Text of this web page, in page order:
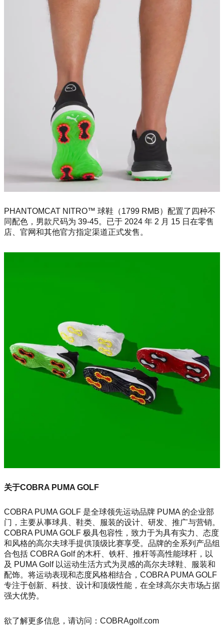
PHANTOMCAT NITRO™ 球鞋（1799 RMB）配置了四种不
同配色，男款尺码为 39-45。已于 2024 年 2 月 15 日在零售
店、官网和其他官方指定渠道正式发售。
关于COBRA PUMA GOLF
COBRA PUMA GOLF 是全球领先运动品牌 PUMA 的企业部
门，主要从事球具、鞋类、服装的设计、研发、推广与营销。
COBRA PUMA GOLF 极具包容性，致力于为具有实力、态度
和风格的高尔夫球手提供顶级比赛享受。品牌的全系列产品组
合包括 COBRA Golf 的木杆、铁杆、推杆等高性能球杆，以
及 PUMA Golf 以运动生活方式为灵感的高尔夫球鞋、服装和
配饰。将运动表现和态度风格相结合，COBRA PUMA GOLF
专注于创新、科技、设计和顶级性能，在全球高尔夫市场占据
强大优势。
欲了解更多信息，请访问：COBRAgolf.com